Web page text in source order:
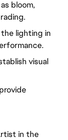
bloom,
lighting in
visual
in the